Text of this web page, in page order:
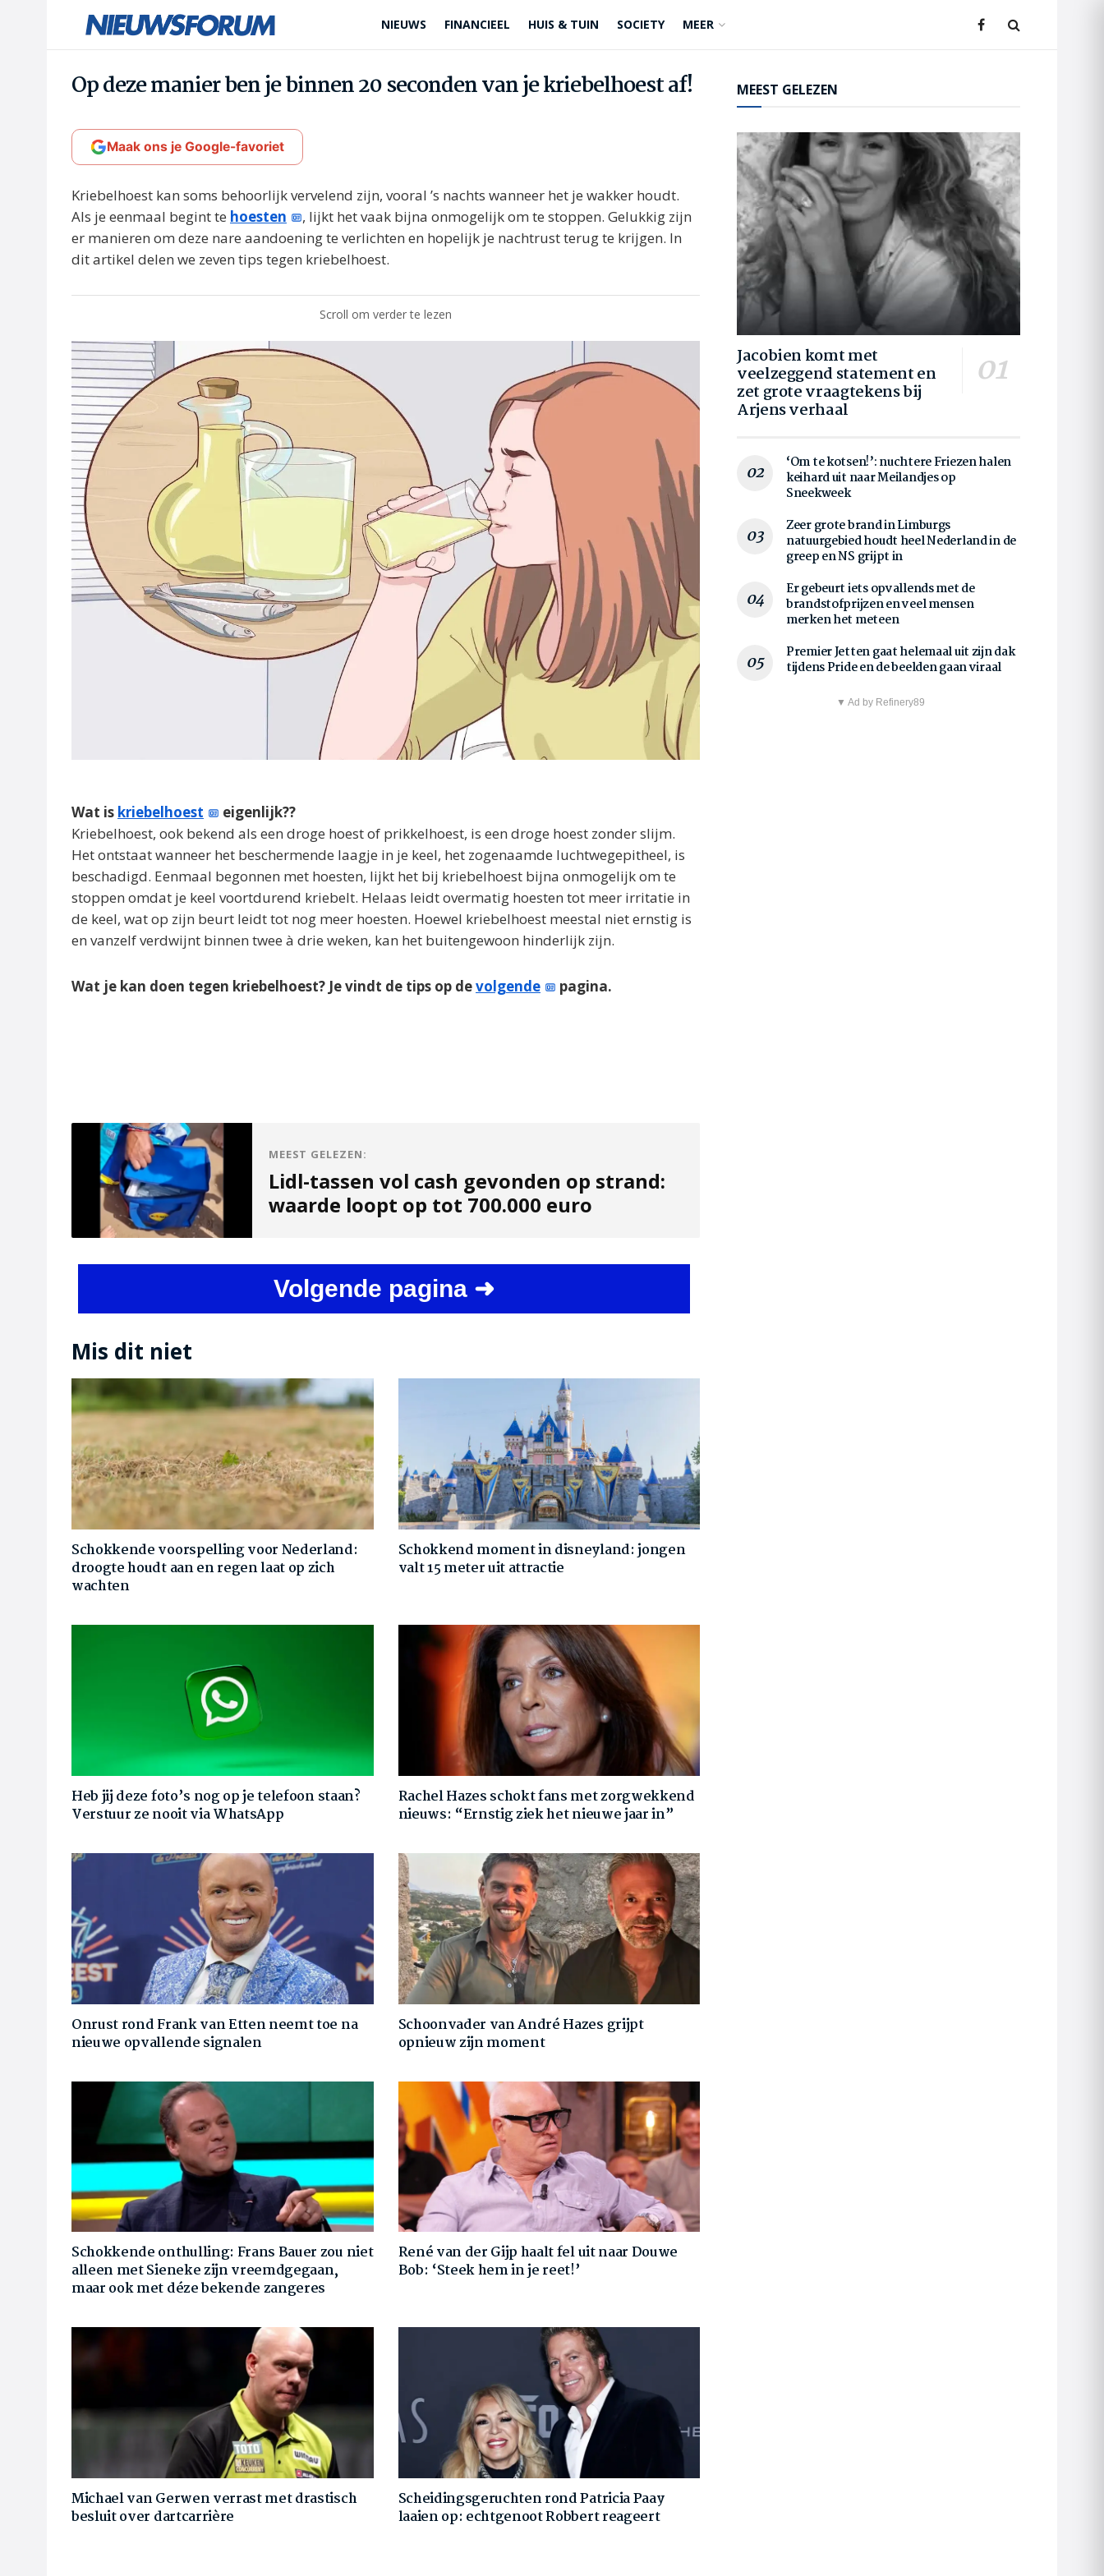
NIEUWS FINANCIEEL HUIS & TUIN SOCIETY MEER
Op deze manier ben je binnen 20 seconden van je kriebelhoest af!
Maak ons je Google-favoriet
Kriebelhoest kan soms behoorlijk vervelend zijn, vooral ’s nachts wanneer het je wakker houdt.
Als je eenmaal begint te hoesten
, lijkt het vaak bijna onmogelijk om te stoppen. Gelukkig zijn
er manieren om deze nare aandoening te verlichten en hopelijk je nachtrust terug te krijgen. In
dit artikel delen we zeven tips tegen kriebelhoest.
Scroll om verder te lezen
Wat is kriebelhoest
eigenlijk??
Kriebelhoest, ook bekend als een droge hoest of prikkelhoest, is een droge hoest zonder slijm.
Het ontstaat wanneer het beschermende laagje in je keel, het zogenaamde luchtwegepitheel, is
beschadigd. Eenmaal begonnen met hoesten, lijkt het bij kriebelhoest bijna onmogelijk om te
stoppen omdat je keel voortdurend kriebelt. Helaas leidt overmatig hoesten tot meer irritatie in
de keel, wat op zijn beurt leidt tot nog meer hoesten. Hoewel kriebelhoest meestal niet ernstig is
en vanzelf verdwijnt binnen twee à drie weken, kan het buitengewoon hinderlijk zijn.
Wat je kan doen tegen kriebelhoest? Je vindt de tips op devolgende pagina.
MEEST GELEZEN:
Lidl-tassen vol cash gevonden op strand:
waarde loopt op tot 700.000 euro
Volgende pagina ➜
Mis dit niet
Schokkende voorspelling voor Nederland:
droogte houdt aan en regen laat op zich
wachten
Schokkend moment in disneyland: jongen
valt 15 meter uit attractie
Heb jij deze foto’s nog op je telefoon staan?
Verstuur ze nooit via WhatsApp
Rachel Hazes schokt fans met zorgwekkend
nieuws: “Ernstig ziek het nieuwe jaar in”
Onrust rond Frank van Etten neemt toe na
nieuwe opvallende signalen
Schoonvader van André Hazes grijpt
opnieuw zijn moment
Schokkende onthulling: Frans Bauer zou niet
alleen met Sieneke zijn vreemdgegaan,
maar ook met déze bekende zangeres
René van der Gijp haalt fel uit naar Douwe
Bob: ‘Steek hem in je reet!’
Michael van Gerwen verrast met drastisch
besluit over dartcarrière
Scheidingsgeruchten rond Patricia Paay
laaien op: echtgenoot Robbert reageert
MEEST GELEZEN
Jacobien komt met
veelzeggend statement en
zet grote vraagtekens bij
Arjens verhaal
‘Om te kotsen!’: nuchtere Friezen halen
keihard uit naar Meilandjes op
Sneekweek
Zeer grote brand in Limburgs
natuurgebied houdt heel Nederland in de
greep en NS grijpt in
Er gebeurt iets opvallends met de
brandstofprijzen en veel mensen
merken het meteen
Premier Jetten gaat helemaal uit zijn dak
tijdens Pride en de beelden gaan viraal
▼ Ad by Refinery89